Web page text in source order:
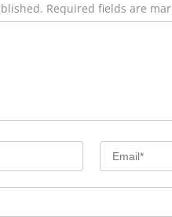
Required fields are